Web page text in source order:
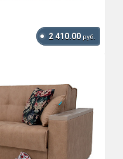
2 410.00 руб.